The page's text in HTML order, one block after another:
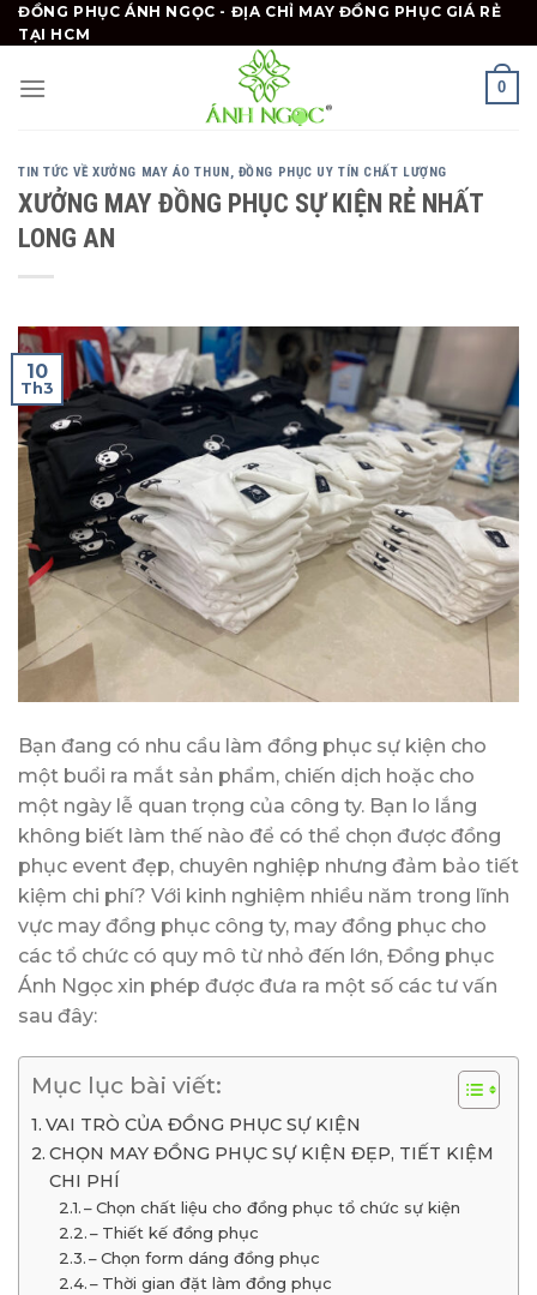
Skip
to
ĐỒNG PHỤC ÁNH NGỌC - ĐỊA CHỈ MAY ĐỒNG PHỤC GIÁ RẺ
TẠI HCM
0
TIN TỨC VỀ XƯỞNG MAY ÁO THUN, ĐỒNG PHỤC UY TÍN CHẤT LƯỢNG
XƯỞNG MAY ĐỒNG PHỤC SỰ KIỆN RẺ NHẤT
LONG AN
10
Th3
Bạn đang có nhu cầu làm đồng phục sự kiện cho
một buổi ra mắt sản phẩm, chiến dịch hoặc cho
một ngày lễ quan trọng của công ty. Bạn lo lắng
không biết làm thế nào để có thể chọn được đồng
phục event đẹp, chuyên nghiệp nhưng đảm bảo tiết
kiệm chi phí? Với kinh nghiệm nhiều năm trong lĩnh
vực may đồng phục công ty, may đồng phục cho
các tổ chức có quy mô từ nhỏ đến lớn, Đồng phục
Ánh Ngọc xin phép được đưa ra một số các tư vấn
sau đây:
Mục lục bài viết:
VAI TRÒ CỦA ĐỒNG PHỤC SỰ KIỆN
CHỌN MAY ĐỒNG PHỤC SỰ KIỆN ĐẸP, TIẾT KIỆM
CHI PHÍ
– Chọn chất liệu cho đồng phục tổ chức sự kiện
– Thiết kế đồng phục
– Chọn form dáng đồng phục
– Thời gian đặt làm đồng phục